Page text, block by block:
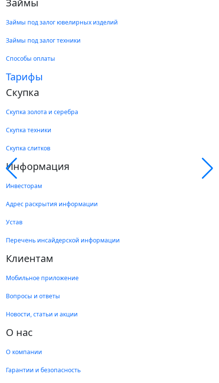
Займы под залог ювелирных изделий
Займы под залог техники
Способы оплаты
Тарифы
Скупка
Скупка золота и серебра
Скупка техники
Скупка слитков
Информация
Инвесторам
Адрес раскрытия информации
Устав
Перечень инсайдерской информации
Клиентам
Мобильное приложение
Вопросы и ответы
Новости, статьи и акции
О нас
О компании
Гарантии и безопасность